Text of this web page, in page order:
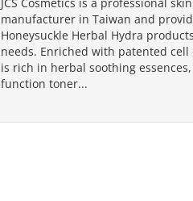
manufacturer in Taiwan and
Honeysuckle Herbal Hydra
needs. Enriched with patented
is rich in herbal soothing
function toner...